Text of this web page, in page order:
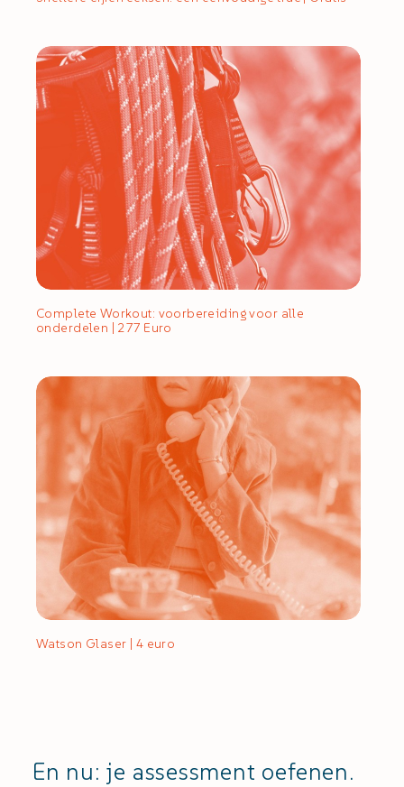
Complete Workout: voorbereiding voor alle
onderdelen | 277 Euro
Watson Glaser | 4 euro
En nu: je assessment oefenen.